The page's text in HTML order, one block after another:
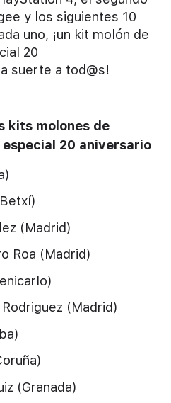
y los siguientes 10
uno, ¡un kit molón de
20
suerte a tod@s!
kits molones de
20 aniversario
(Madrid)
Roa (Madrid)
(Madrid)
(Granada)